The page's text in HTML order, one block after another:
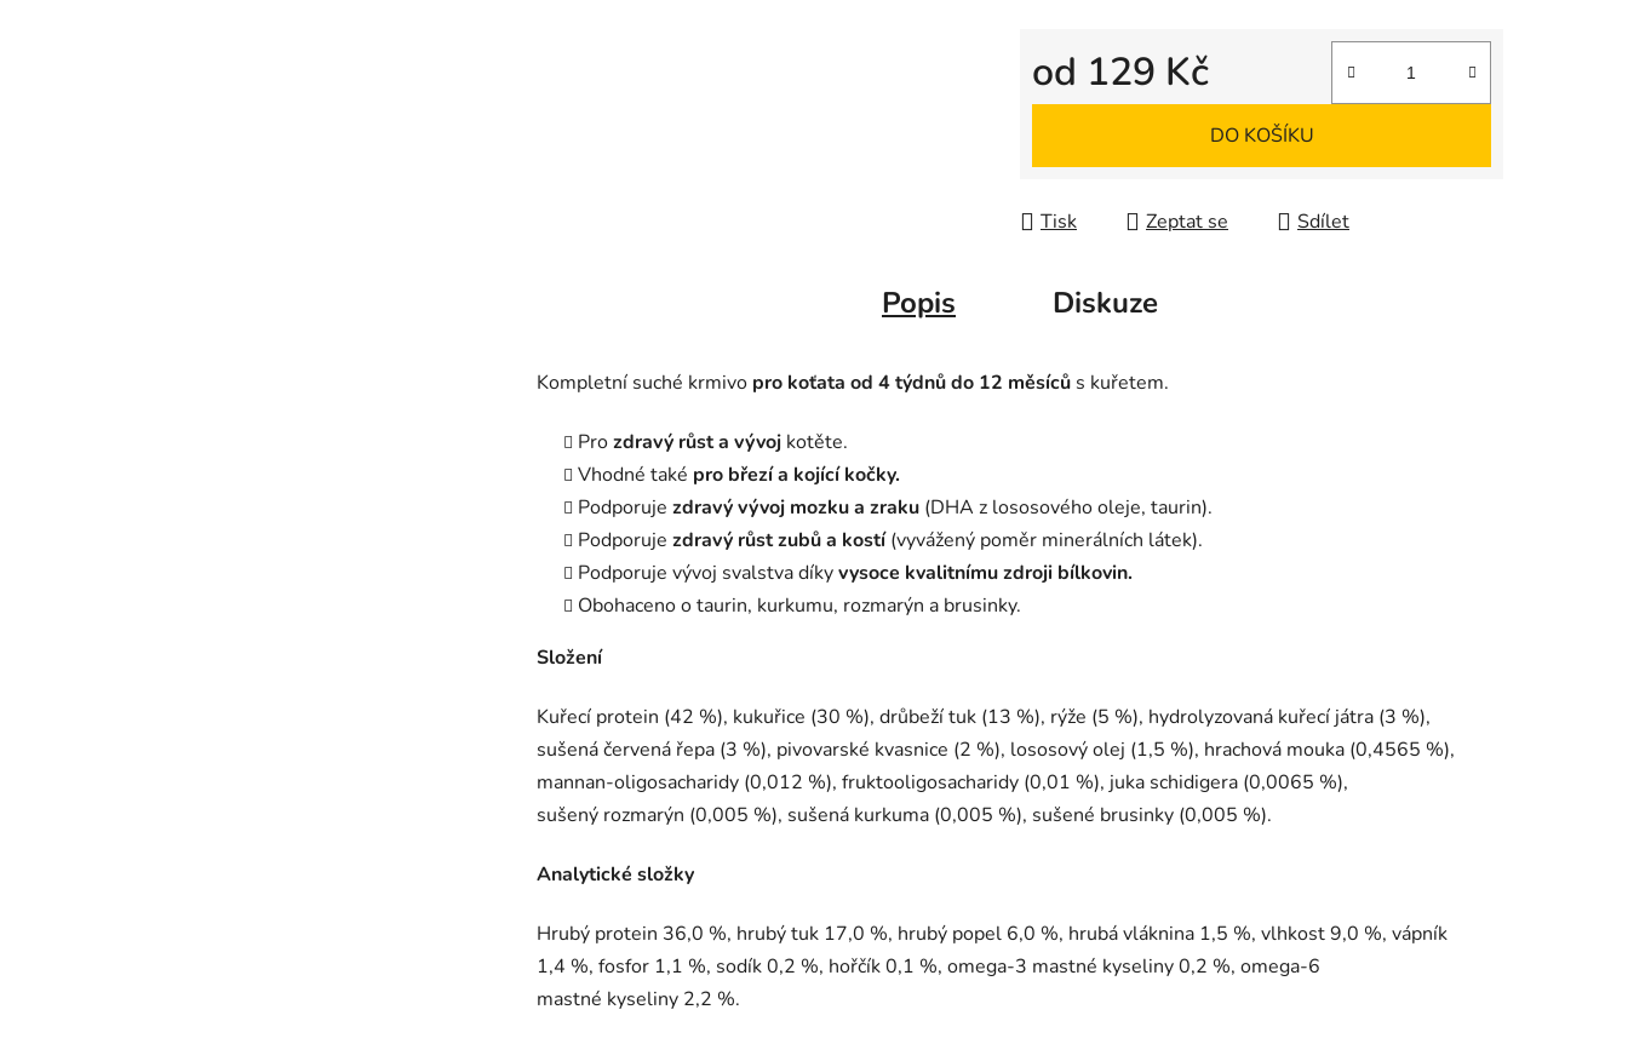
od 129 Kč
Měrná cena:
DO KOŠÍKU
Tisk Zeptat se Sdílet
Popis Diskuze
Kompletní suché krmivo pro koťata od 4 týdnů do 12 měsíců s kuřetem.
Prozdravý růst a vývoj kotěte.
Vhodné také pro březí a kojící kočky.
Podporuje zdravý vývoj mozku a zraku (DHA z lososového oleje, taurin).
Podporuje zdravý růst zubů a kostí(vyvážený poměr minerálních látek).
Podporuje vývoj svalstva díkyvysoce kvalitnímu zdroji bílkovin.
Obohaceno o taurin, kurkumu, rozmarýn a brusinky.
Složení
Kuřecí protein (42 %), kukuřice (30 %), drůbeží tuk (13 %), rýže (5 %), hydrolyzovaná kuřecí játra (3 %),
sušená červená řepa (3 %), pivovarské kvasnice (2 %), lososový olej (1,5 %), hrachová mouka (0,4565 %),
mannan-oligosacharidy (0,012 %), fruktooligosacharidy (0,01 %), juka schidigera (0,0065 %),
sušený rozmarýn (0,005 %), sušená kurkuma (0,005 %), sušené brusinky (0,005 %).
Analytické složky
Hrubý protein 36,0 %, hrubý tuk 17,0 %, hrubý popel 6,0 %, hrubá vláknina 1,5 %, vlhkost 9,0 %, vápník
1,4 %, fosfor 1,1 %, sodík 0,2 %, hořčík 0,1 %, omega-3 mastné kyseliny 0,2 %, omega-6
mastné kyseliny 2,2 %.